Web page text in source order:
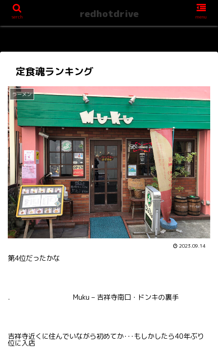
定食魂ランキング
ラーメン
2023.09.14
第4位だったかな
. Muku – 吉祥寺南口・ドンキの裏手
吉祥寺近くに住んでいながら初めてか･･･もしかしたら40年ぶり
位に入店
serch redhotdrive menu